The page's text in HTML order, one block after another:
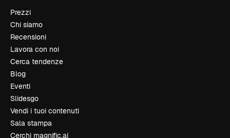
Prezzi
Chi siamo
Recensioni
Lavora con noi
Cerca tendenze
Blog
Eventi
Slidesgo
Vendi i tuoi contenuti
Sala stampa
Cerchi magnific.ai